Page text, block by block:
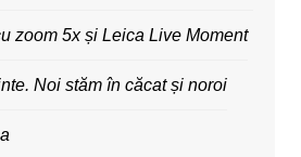
zoom 5x și Leica Live Moment
Noi stăm în căcat și noroi